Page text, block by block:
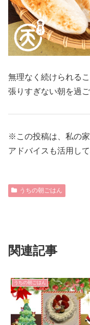
無理なく続けられる
張りすぎない朝を過
※この投稿は、私の
アドバイスも活用し
うちの朝ごはん
関連記事
うちの朝ごはん